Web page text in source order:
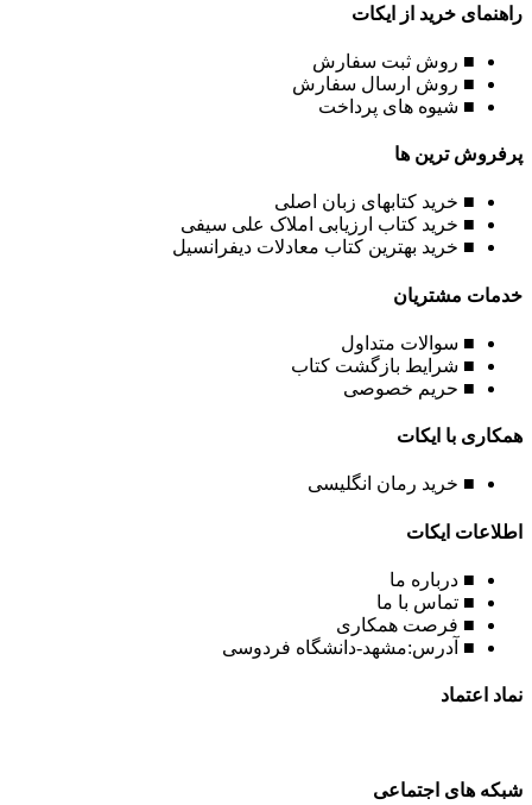
راهنمای خرید از ایکات
■ روش ثبت سفارش
■ روش ارسال سفارش
■ شیوه های پرداخت
پرفروش ترین ها
■ خرید کتابهای زبان اصلی
■ خرید کتاب ارزیابی املاک علی سیفی
■ خرید بهترین کتاب معادلات دیفرانسیل
خدمات مشتریان
■ سوالات متداول
■ شرایط بازگشت کتاب
■ حریم خصوصی
همکاری با ایکات
■ خرید رمان انگلیسی
اطلاعات ایکات
■ درباره ما
■ تماس با ما
■ فرصت همکاری
■ آدرس:مشهد-دانشگاه فردوسی
نماد اعتماد
شبکه های اجتماعی